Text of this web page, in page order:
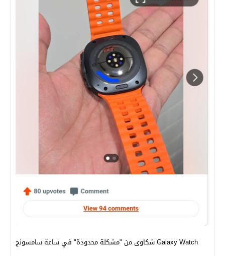
شكاوى من "مشكلة محدودة" في ساعة سامسونج Galaxy Watch